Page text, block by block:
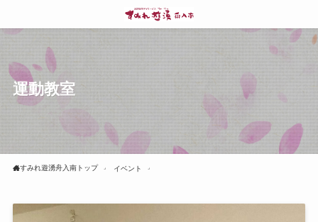
運動教室
すみれ遊湧舟入南トップ イベント